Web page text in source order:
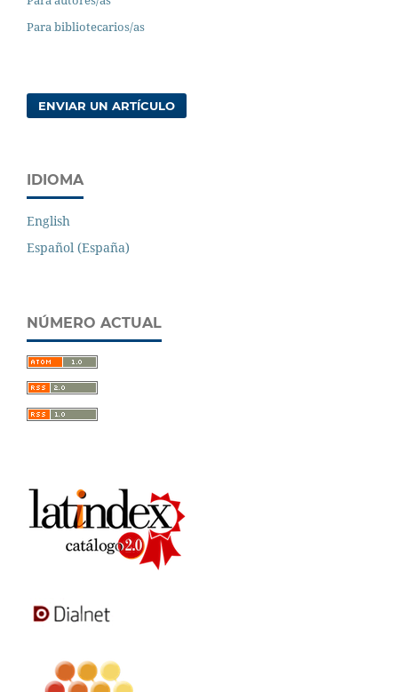
Para bibliotecarios/as
ENVIAR UN ARTÍCULO
IDIOMA
English
Español (España)
NÚMERO ACTUAL